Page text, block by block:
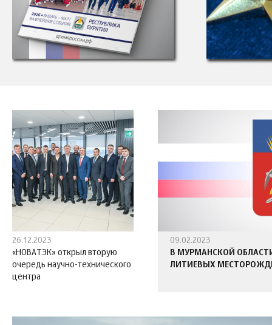
26.12.2023
«НОВАТЭК» открыл вторую
очередь научно-технического
центра
09.02.2023
В МУРМАНСКОЙ
ЛИТИЕВЫХ